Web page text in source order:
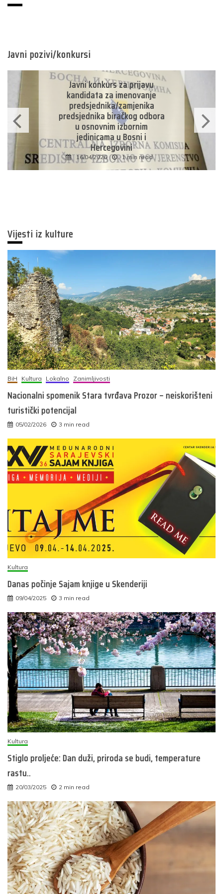
Javni pozivi/konkursi
Javni konkurs za prijavu
kandidata za imenovanje
predsjednika/zamjenika
predsjednika biračkog odbora
u osnovnim izbornim
jedinicama u Bosni i
Hercegovini
16/04/2026 1 min read
Vijesti iz kulture
BiH Kultura Lokalno Zanimljivosti
Nacionalni spomenik Stara tvrđava Prozor – neiskorišteni
turistički potencijal
05/02/2026 3 min read
Kultura
Danas počinje Sajam knjige u Skenderiji
09/04/2025 3 min read
Kultura
Stiglo proljeće: Dan duži, priroda se budi, temperature
rastu..
20/03/2025 2 min read